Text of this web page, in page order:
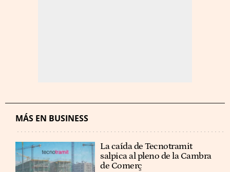
MÁS EN BUSINESS
La caída de Tecnotramit
salpica al pleno de la Cambra
de Comerç